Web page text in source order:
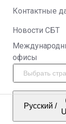
Контактные
Новости СБТ
офисы
Русский /